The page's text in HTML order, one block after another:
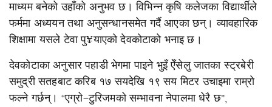
माध्यम बनेको उहाँको अनुभव छ। विभिन्न कृषि कलेजका विद्यार्थीले
फर्ममा अध्ययन तथा अनुसन्धानसमेत गर्दै आएका छन्। व्यावहारिक
शिक्षामा यसले टेवा पु¥याएको देवकोटाको भनाइ छ।
देवकोटाका अनुसार पहाडी भेगमा पाइने भुइँ ऐँसेलु जातका स्ट्रबेरी
समुद्री सतहबाट करिब १७ सयदेखि १९ सय मिटर उचाइमा राम्रो
फल्ने गर्छन्। “एग्रो–टुरिजमको सम्भावना नेपालमा धेरै छ”,